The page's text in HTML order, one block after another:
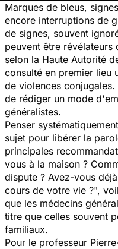
Marques de bleus,
encore interruptions de
de signes, souvent
peuvent être révélateurs
selon la Haute Autorité
consulté en premier lieu
de violences
de rédiger un mode
généralistes.
Penser
sujet pour libérer la
principales
vous à la maison ?
dispute ? Avez-vous
cours de votre vie ?",
que les médecins
titre que celles souvent
familiaux.
Pour le professeur